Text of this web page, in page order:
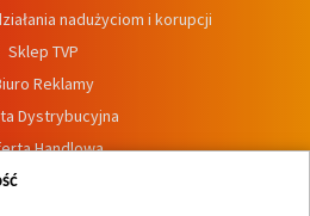
nadużyciom i korupcji
Sklep TVP
Reklamy
Dystrybucyjna
Handlowa
Dostępność